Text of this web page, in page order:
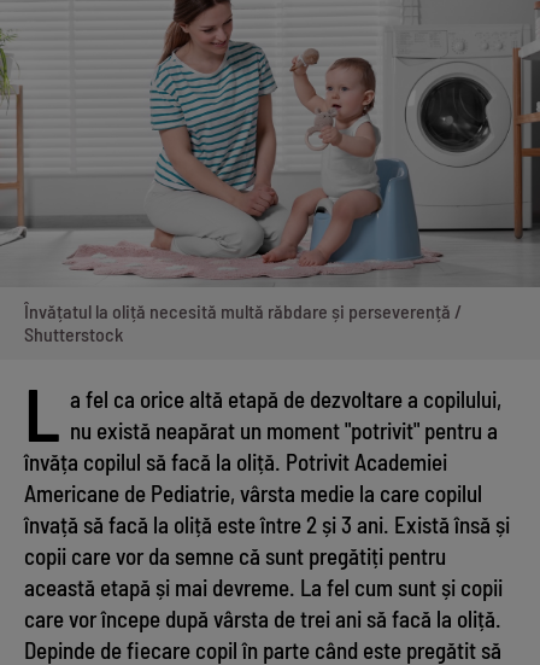
Învățatul la oliță necesită multă răbdare și perseverență /
Shutterstock
L a fel ca orice altă etapă de dezvoltare a copilului,
nu există neapărat un moment "potrivit" pentru a
învăța copilul să facă la oliță. Potrivit Academiei
Americane de Pediatrie, vârsta medie la care copilul
învață să facă la oliță este între 2 și 3 ani. Există însă și
copii care vor da semne că sunt pregătiți pentru
această etapă și mai devreme. La fel cum sunt și copii
care vor începe după vârsta de trei ani să facă la oliță.
Depinde de fiecare copil în parte când este pregătit să